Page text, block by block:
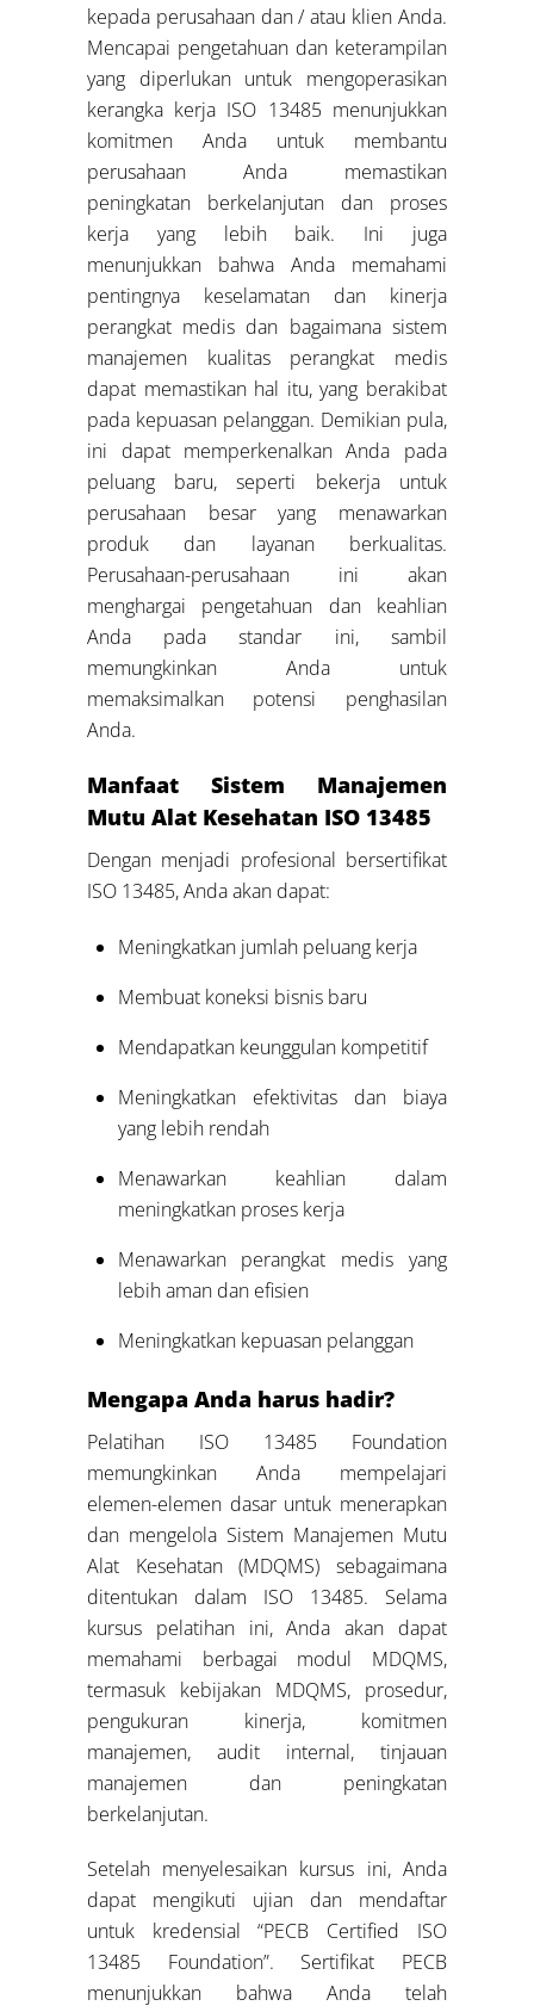
kepada perusahaan dan / atau klien Anda.
Mencapai pengetahuan dan keterampilan
yang diperlukan untuk mengoperasikan
kerangka kerja ISO 13485 menunjukkan
komitmen Anda untuk membantu
perusahaan Anda memastikan
peningkatan berkelanjutan dan proses
kerja yang lebih baik. Ini juga
menunjukkan bahwa Anda memahami
pentingnya keselamatan dan kinerja
perangkat medis dan bagaimana sistem
manajemen kualitas perangkat medis
dapat memastikan hal itu, yang berakibat
pada kepuasan pelanggan. Demikian pula,
ini dapat memperkenalkan Anda pada
peluang baru, seperti bekerja untuk
perusahaan besar yang menawarkan
produk dan layanan berkualitas.
Perusahaan-perusahaan ini akan
menghargai pengetahuan dan keahlian
Anda pada standar ini, sambil
memungkinkan Anda untuk
memaksimalkan potensi penghasilan
Anda.
Manfaat Sistem Manajemen
Mutu Alat Kesehatan ISO 13485
Dengan menjadi profesional bersertifikat
ISO 13485, Anda akan dapat:
Meningkatkan jumlah peluang kerja
Membuat koneksi bisnis baru
Mendapatkan keunggulan kompetitif
Meningkatkan efektivitas dan biaya
yang lebih rendah
Menawarkan keahlian dalam
meningkatkan proses kerja
Menawarkan perangkat medis yang
lebih aman dan efisien
Meningkatkan kepuasan pelanggan
Mengapa Anda harus hadir?
Pelatihan ISO 13485 Foundation
memungkinkan Anda mempelajari
elemen-elemen dasar untuk menerapkan
dan mengelola Sistem Manajemen Mutu
Alat Kesehatan (MDQMS) sebagaimana
ditentukan dalam ISO 13485. Selama
kursus pelatihan ini, Anda akan dapat
memahami berbagai modul MDQMS,
termasuk kebijakan MDQMS, prosedur,
pengukuran kinerja, komitmen
manajemen, audit internal, tinjauan
manajemen dan peningkatan
berkelanjutan.
Setelah menyelesaikan kursus ini, Anda
dapat mengikuti ujian dan mendaftar
untuk kredensial “PECB Certified ISO
13485 Foundation”. Sertifikat PECB
menunjukkan bahwa Anda telah